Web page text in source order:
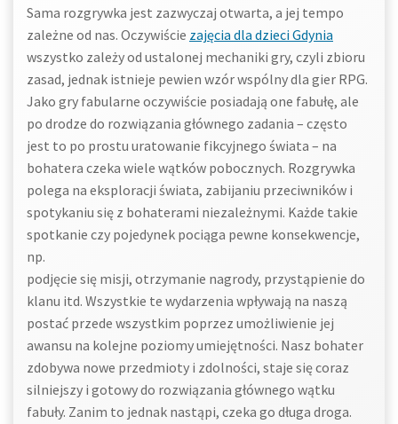
Sama rozgrywka jest zazwyczaj otwarta, a jej tempo
zależne od nas. Oczywiście zajęcia dla dzieci Gdynia
wszystko zależy od ustalonej mechaniki gry, czyli zbioru
zasad, jednak istnieje pewien wzór wspólny dla gier RPG.
Jako gry fabularne oczywiście posiadają one fabułę, ale
po drodze do rozwiązania głównego zadania – często
jest to po prostu uratowanie fikcyjnego świata – na
bohatera czeka wiele wątków pobocznych. Rozgrywka
polega na eksploracji świata, zabijaniu przeciwników i
spotykaniu się z bohaterami niezależnymi. Każde takie
spotkanie czy pojedynek pociąga pewne konsekwencje,
np.
podjęcie się misji, otrzymanie nagrody, przystąpienie do
klanu itd. Wszystkie te wydarzenia wpływają na naszą
postać przede wszystkim poprzez umożliwienie jej
awansu na kolejne poziomy umiejętności. Nasz bohater
zdobywa nowe przedmioty i zdolności, staje się coraz
silniejszy i gotowy do rozwiązania głównego wątku
fabuły. Zanim to jednak nastąpi, czeka go długa droga.